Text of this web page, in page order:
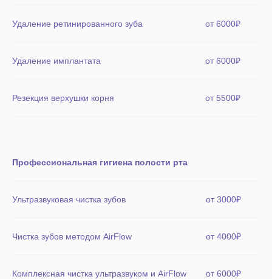
Удаление ретинированного зуба от 6000₽
Удаление имплантата от 6000₽
Резекция верхушки корня от 5500₽
Профессиональная гигиена полости рта
Ультразвуковая чистка зубов от 3000₽
Чистка зубов методом AirFlow от 4000₽
Комплексная чистка ультразвуком и AirFlow от 6000₽